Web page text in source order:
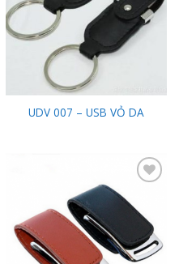
UDV 007 – USB VỎ DA
Wishlist